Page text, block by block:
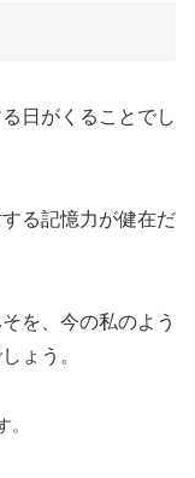
日がくることでし
る記憶力が健在だ
を、今の私のよう
ょう。